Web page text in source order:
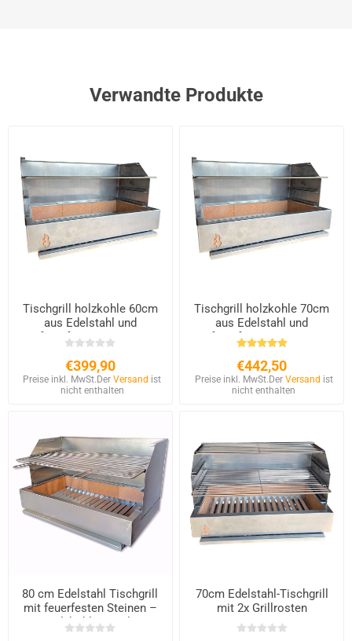
Verwandte Produkte
Tischgrill holzkohle 60cm
aus Edelstahl und
feuerfesten Steinen
€399,90
Preise inkl. MwSt.DerVersand ist
nicht enthalten
Tischgrill holzkohle 70cm
aus Edelstahl und
feuerfesten Steinen
€442,50
Preise inkl. MwSt.Der Versand ist
nicht enthalten
80 cm Edelstahl Tischgrill
mit feuerfesten Steinen –
Holzkohle & Holz
70cm Edelstahl-Tischgrill
mit 2x Grillrosten